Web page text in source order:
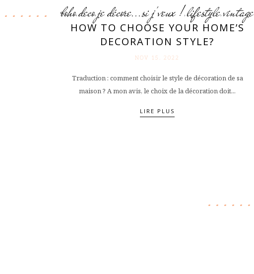
boho,deco,je décore...si j'veux !,lifestyle,vintage
HOW TO CHOOSE YOUR HOME’S
DECORATION STYLE?
NOV 15. 2022
Traduction : comment choisir le style de décoration de sa
maison ? A mon avis, le choix de la décoration doit...
LIRE PLUS